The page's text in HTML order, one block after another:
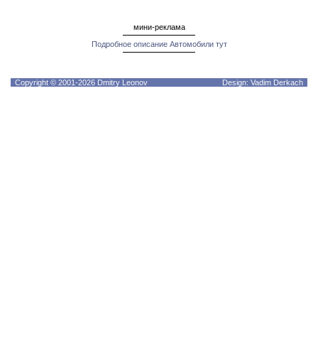
мини-реклама
Подробное описание Автомобили тут
Copyright © 2001-2026 Dmitry Leonov Design: Vadim Derkach